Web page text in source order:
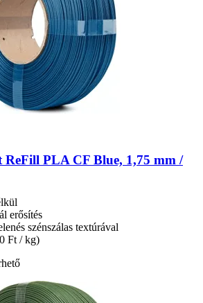
ReFill PLA CF Blue, 1,75 mm /
erősítés
szénszálas textúrával
Ft / kg)